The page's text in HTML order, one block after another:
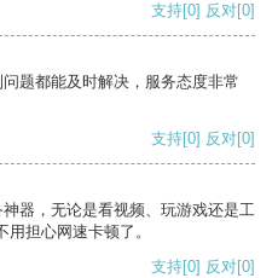
支持[0] 反对[0]
题都能及时解决，服务态度非常
支持[0] 反对[0]
器，无论是看视频、玩游戏还是工
担心网速卡顿了。
支持[0] 反对[0]